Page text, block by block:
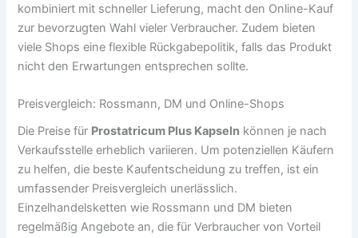
kombiniert mit schneller Lieferung, macht den Online-Kauf
zur bevorzugten Wahl vieler Verbraucher. Zudem bieten
viele Shops eine flexible Rückgabepolitik, falls das Produkt
nicht den Erwartungen entsprechen sollte.
Preisvergleich: Rossmann, DM und Online-Shops
Die Preise für Prostatricum Plus Kapseln können je nach
Verkaufsstelle erheblich variieren. Um potenziellen Käufern
zu helfen, die beste Kaufentscheidung zu treffen, ist ein
umfassender Preisvergleich unerlässlich.
Einzelhandelsketten wie Rossmann und DM bieten
regelmäßig Angebote an, die für Verbraucher von Vorteil